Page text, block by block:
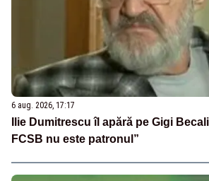
6 aug. 2026, 17:17
Ilie Dumitrescu îl apără pe Gigi
FCSB nu este patronul”